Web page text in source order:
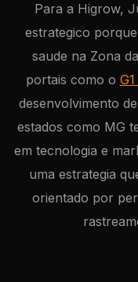
Para a Higrow,
estrategico
saude na Zona
portais como o
desenvolvimento
estados como MG
em tecnologia e
uma estrategia
orientado por